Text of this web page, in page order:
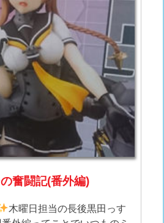
奮闘記(番外編)
木曜日担当の長後黒田っす